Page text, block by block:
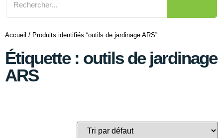
Accueil / Produits identifiés “outils de jardinage ARS”
Étiquette : outils de jardinage
ARS